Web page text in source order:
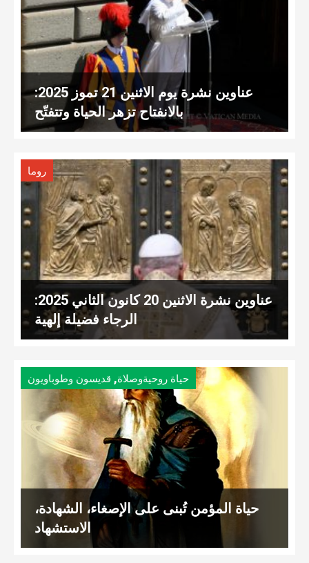
عناوين نشرة يوم الاثنين 21 تموز 2025:
بالانفتاح تزهر الحياة وتتفتّح
روما
عناوين نشرة الاثنين 20 كانون الثاني 2025:
الرجاء فضيلة إلهية
حياة روحيةوصلاة, قديسون وطوباويون
حياة المؤمن تُبنى على الإصغاء، الشهادة،
الاستشهاد